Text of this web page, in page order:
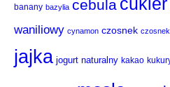
banany bazylia cebula
waniliowy cynamon czosnek
jajka jogurt naturalny kakao